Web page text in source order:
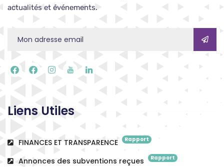
actualités et événements.
Liens Utiles
FINANCES ET TRANSPARENCE Rapport
Annonces des subventions reçues Rapport